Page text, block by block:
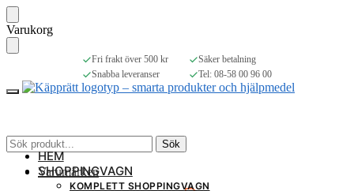
Skip
to
navigation
Skip
to
content
Varukorg
Fri frakt över 500 kr
Säker betalning
Snabba leveranser
Tel: 08-58 00 96 00
Sök
efter:
Sök
Varumärken
HEM
SHOPPINGVAGN
KOMPLETT SHOPPINGVAGN